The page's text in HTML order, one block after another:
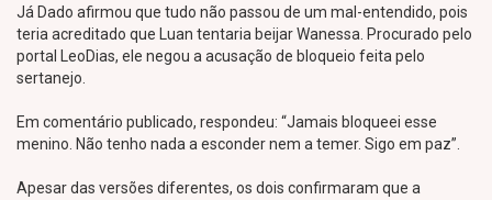
Já Dado afirmou que tudo não passou de um mal-entendido, pois
teria acreditado que Luan tentaria beijar Wanessa. Procurado pelo
portal LeoDias, ele negou a acusação de bloqueio feita pelo
sertanejo.
Em comentário publicado, respondeu: “Jamais bloqueei esse
menino. Não tenho nada a esconder nem a temer. Sigo em paz”.
Apesar das versões diferentes, os dois confirmaram que a